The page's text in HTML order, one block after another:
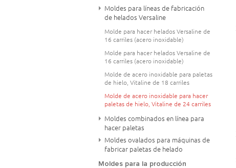
Moldes para líneas de fabricación
de helados Versaline
Molde para hacer helados Versaline de
16 carriles (acero inoxidable)
Molde para hacer helados Versaline de
16 carriles (acero inoxidable)
Molde de acero inoxidable para paletas
de hielo, Vitaline de 18 carriles
Molde de acero inoxidable para hacer
paletas de hielo, Vitaline de 24 carriles
Moldes combinados en línea para
hacer paletas
Moldes ovalados para máquinas de
fabricar paletas de helado
Moldes para la producción